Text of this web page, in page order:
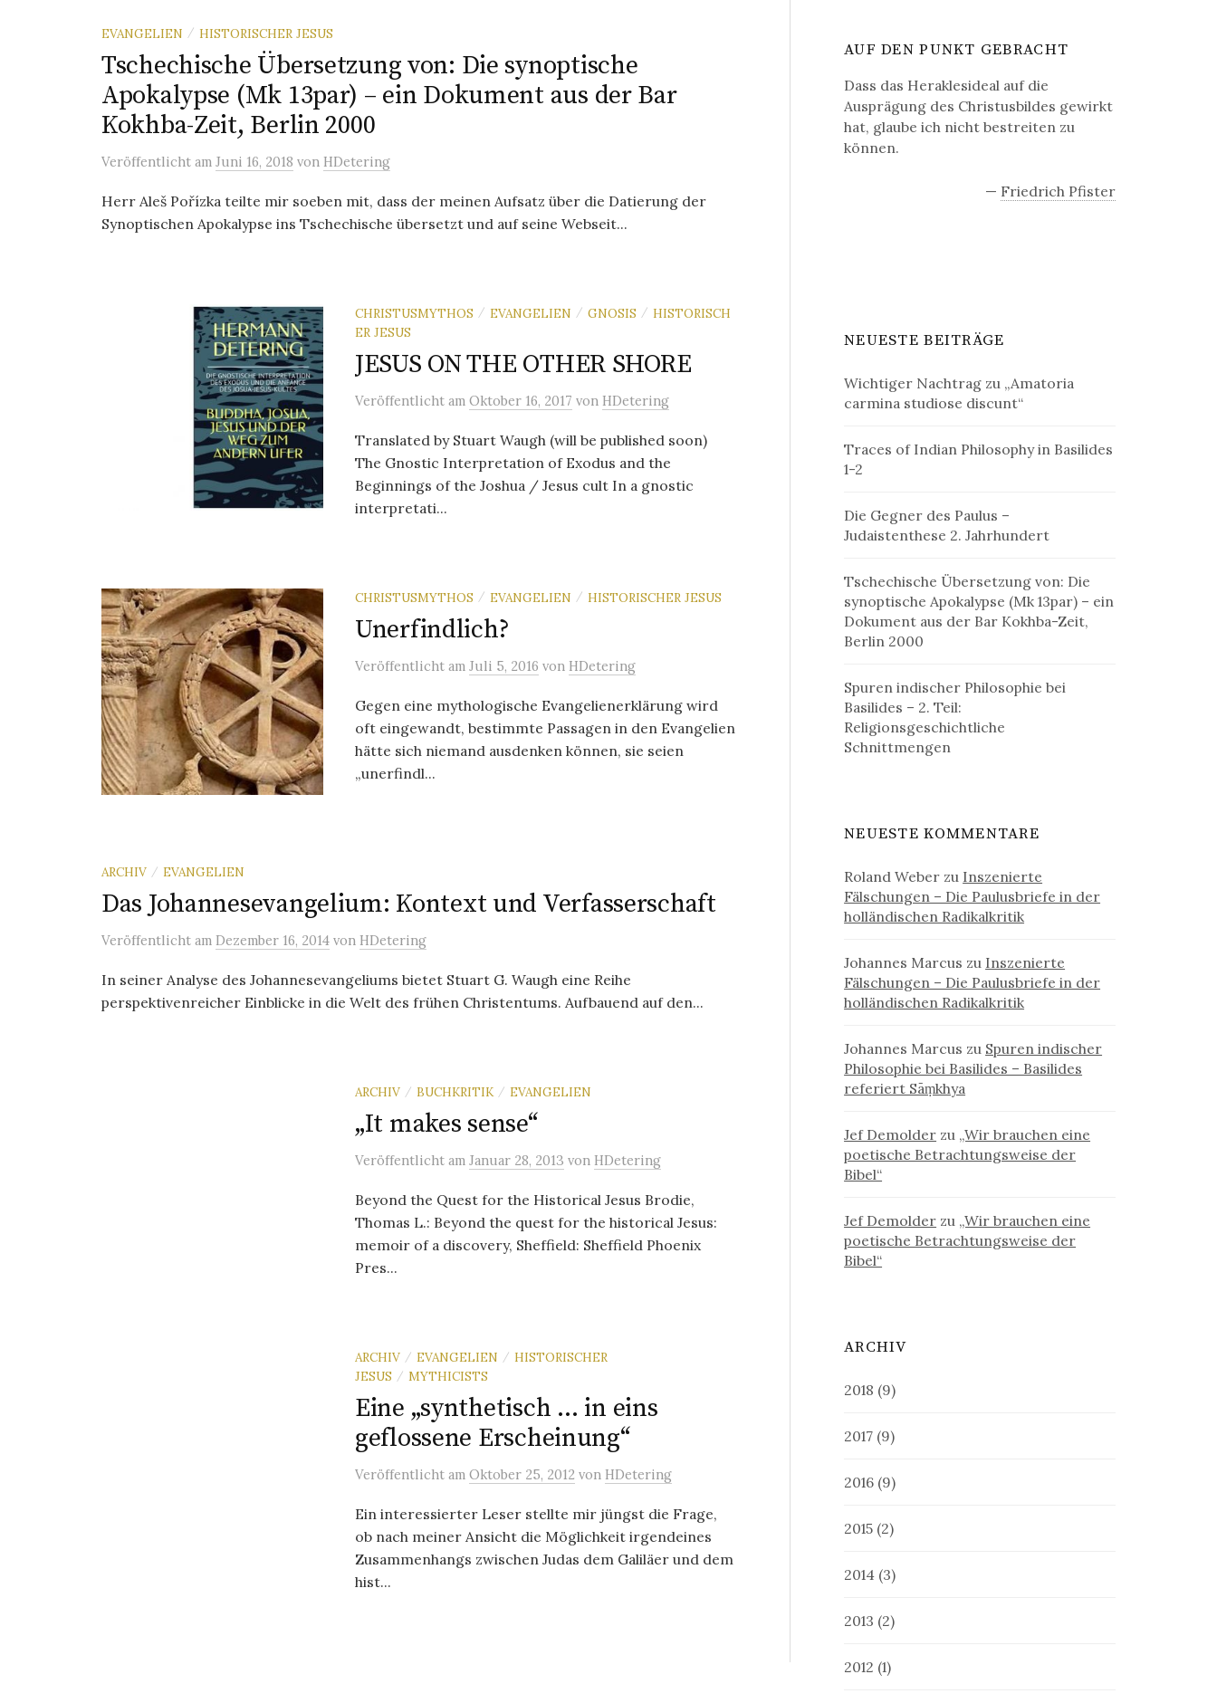
EVANGELIEN / HISTORISCHER JESUS
Tschechische Übersetzung von: Die synoptische
Apokalypse (Mk 13par) – ein Dokument aus der Bar
Kokhba-Zeit, Berlin 2000
Veröffentlicht am Juni 16, 2018 von HDetering
Herr Aleš Pořízka teilte mir soeben mit, dass der meinen Aufsatz über die Datierung der
Synoptischen Apokalypse ins Tschechische übersetzt und auf seine Webseit...
CHRISTUSMYTHOS / EVANGELIEN / GNOSIS / HISTORISCH
ER JESUS
JESUS ON THE OTHER SHORE
Veröffentlicht am Oktober 16, 2017 von HDetering
Translated by Stuart Waugh (will be published soon)
The Gnostic Interpretation of Exodus and the
Beginnings of the Joshua / Jesus cult In a gnostic
interpretati...
CHRISTUSMYTHOS / EVANGELIEN / HISTORISCHER JESUS
Unerfindlich?
Veröffentlicht am Juli 5, 2016 von HDetering
Gegen eine mythologische Evangelienerklärung wird
oft eingewandt, bestimmte Passagen in den Evangelien
hätte sich niemand ausdenken können, sie seien
„unerfindl...
ARCHIV / EVANGELIEN
Das Johannesevangelium: Kontext und Verfasserschaft
Veröffentlicht am Dezember 16, 2014 von HDetering
In seiner Analyse des Johannesevangeliums bietet Stuart G. Waugh eine Reihe
perspektivenreicher Einblicke in die Welt des frühen Christentums. Aufbauend auf den...
ARCHIV / BUCHKRITIK / EVANGELIEN
„It makes sense“
Veröffentlicht am Januar 28, 2013 von HDetering
Beyond the Quest for the Historical Jesus Brodie,
Thomas L.: Beyond the quest for the historical Jesus:
memoir of a discovery, Sheffield: Sheffield Phoenix
Pres...
ARCHIV / EVANGELIEN / HISTORISCHER
JESUS / MYTHICISTS
Eine „synthetisch … in eins
geflossene Erscheinung“
Veröffentlicht am Oktober 25, 2012 von HDetering
Ein interessierter Leser stellte mir jüngst die Frage,
ob nach meiner Ansicht die Möglichkeit irgendeines
Zusammenhangs zwischen Judas dem Galiläer und dem
hist...
n
a
c
h
:
AUF DEN PUNKT GEBRACHT
Dass das Heraklesideal auf die
Ausprägung des Christusbildes gewirkt
hat, glaube ich nicht bestreiten zu
können.
— Friedrich Pfister
NEUESTE BEITRÄGE
Wichtiger Nachtrag zu „Amatoria
carmina studiose discunt“
Traces of Indian Philosophy in Basilides
1-2
Die Gegner des Paulus –
Judaistenthese 2. Jahrhundert
Tschechische Übersetzung von: Die
synoptische Apokalypse (Mk 13par) – ein
Dokument aus der Bar Kokhba-Zeit,
Berlin 2000
Spuren indischer Philosophie bei
Basilides – 2. Teil:
Religionsgeschichtliche
Schnittmengen
NEUESTE KOMMENTARE
Roland Weber zu Inszenierte
Fälschungen – Die Paulusbriefe in der
holländischen Radikalkritik
Johannes Marcus zu Inszenierte
Fälschungen – Die Paulusbriefe in der
holländischen Radikalkritik
Johannes Marcus zu Spuren indischer
Philosophie bei Basilides – Basilides
referiert Sāṃkhya
Jef Demolder zu „Wir brauchen eine
poetische Betrachtungsweise der
Bibel“
Jef Demolder zu „Wir brauchen eine
poetische Betrachtungsweise der
Bibel“
ARCHIV
2018 (9)
2017 (9)
2016 (9)
2015 (2)
2014 (3)
2013 (2)
2012 (1)